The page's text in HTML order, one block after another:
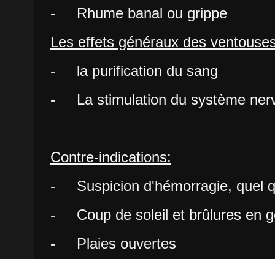
- Rhume banal ou grippe
Les effets généraux des
- la purification du sang
- La stimulation du système
Contre-indications:
- Suspicion d'hémorragie, quel
- Coup de soleil et brûlures en
- Plaies ouvertes